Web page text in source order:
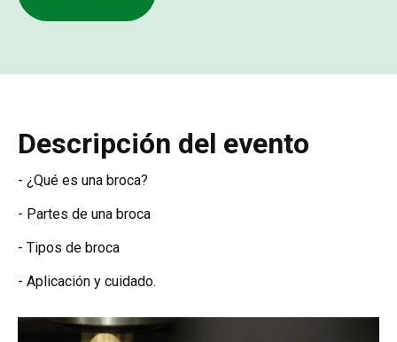
Descripción del evento
- ¿Qué es una broca?
- Partes de una broca
- Tipos de broca
- Aplicación y cuidado.